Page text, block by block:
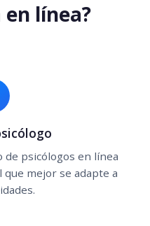
línea?
psicólogos en línea
mejor se adapte a